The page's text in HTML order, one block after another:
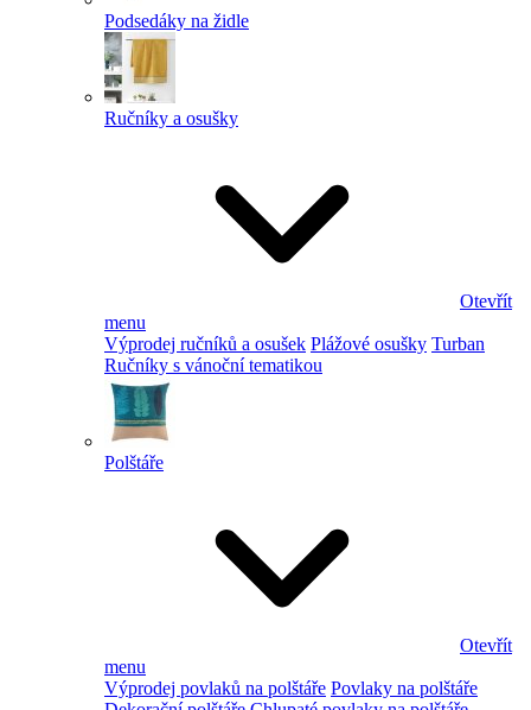
Podsedáky na židle
Ručníky a osušky
Otevřít
menu
Výprodej ručníků a osušek Plážové osušky Turban
Ručníky s vánoční tematikou
Polštáře
Otevřít
menu
Výprodej povlaků na polštáře Povlaky na polštáře